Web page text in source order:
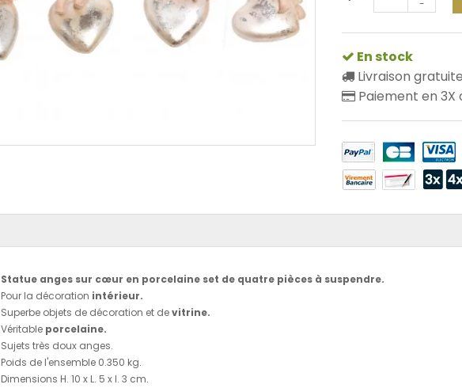
-
En stock
Livraison
Paiement en
Statue anges sur cœur en porcelaine set de quatre pièces à suspendre.
Pour la décoration intérieur.
Superbe objets de décoration et devitrine.
Véritable porcelaine.
Sujets très doux anges.
Poids de l'ensemble 0.350 kg.
Dimensions H. 10 x L. 5 x l. 3 cm.